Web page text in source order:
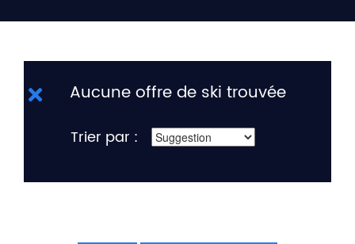
Aucune offre de ski trouvée
Trier par :